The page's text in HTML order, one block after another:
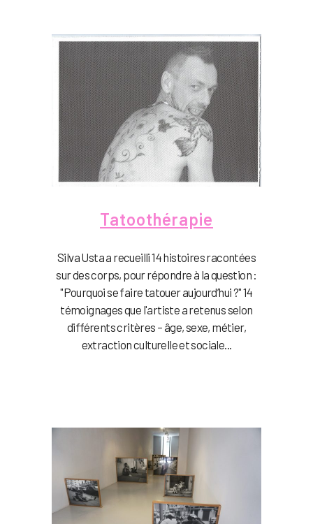
Tatoothérapie
Silva Usta a recueilli 14 histoires racontées
sur des corps, pour répondre à la question :
"Pourquoi se faire tatouer aujourd’hui ?" 14
témoignages que l'artiste a retenus selon
différents critères – âge, sexe, métier,
extraction culturelle et sociale...